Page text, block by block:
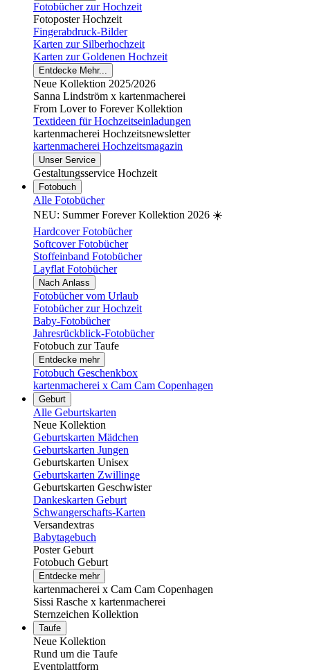
Fotobücher zur Hochzeit
Fotoposter Hochzeit
Fingerabdruck-Bilder
Karten zur Silberhochzeit
Karten zur Goldenen Hochzeit
Entdecke Mehr...
Neue Kollektion 2025/2026
Sanna Lindström x kartenmacherei
From Lover to Forever Kollektion
Textideen für Hochzeitseinladungen
kartenmacherei Hochzeitsnewsletter
kartenmacherei Hochzeitsmagazin
Unser Service
Gestaltungsservice Hochzeit
Fotobuch
Alle Fotobücher
NEU: Summer Forever Kollektion 2026 ☀️
Hardcover Fotobücher
Softcover Fotobücher
Stoffeinband Fotobücher
Layflat Fotobücher
Nach Anlass
Fotobücher vom Urlaub
Fotobücher zur Hochzeit
Baby-Fotobücher
Jahresrückblick-Fotobücher
Fotobuch zur Taufe
Entdecke mehr
Fotobuch Geschenkbox
kartenmacherei x Cam Cam Copenhagen
Geburt
Alle Geburtskarten
Neue Kollektion
Geburtskarten Mädchen
Geburtskarten Jungen
Geburtskarten Unisex
Geburtskarten Zwillinge
Geburtskarten Geschwister
Dankeskarten Geburt
Schwangerschafts-Karten
Versandextras
Babytagebuch
Poster Geburt
Fotobuch Geburt
Entdecke mehr
kartenmacherei x Cam Cam Copenhagen
Sissi Rasche x kartenmacherei
Sternzeichen Kollektion
Taufe
Neue Kollektion
Rund um die Taufe
Eventplattform